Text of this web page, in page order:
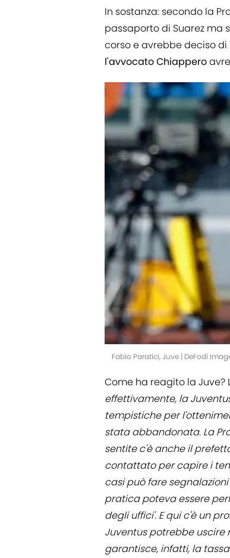
In sostanza: secondo la
passaporto di Suarez
corso e avrebbe deciso
l'avvocatoChiappero
Fabio Paratici, Juve | DeFodi
Come ha reagito la Juve?
effettivamente, la
tempistiche per
stata abbandonata. La
sentite c'è anche il
contattato per capire i
casi può fare
pratica poteva essere
degli uffici'. E qui c'è un
Juventus potrebbe uscire
garantisce, infatti, la